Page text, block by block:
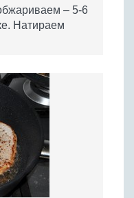
– 5-6
Натираем